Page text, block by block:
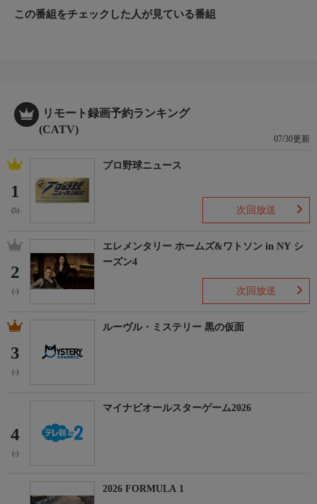
＊ライブ放送につき、番組および商品内容に変更が生じる場合も
この番組をチェックした人が見ている番組
リモート録画予約ランキング
(CATV)
07/30更新
1
(5)
プロ野球ニュース
次回放送
2
(-)
エレメンタリー ホームズ&ワトソン in NY シ
ーズン4
次回放送
3
(-)
ルーヴル・ミステリー 黒の仮面
4
(-)
マイナビオールスターゲーム2026
2026 FORMULA 1